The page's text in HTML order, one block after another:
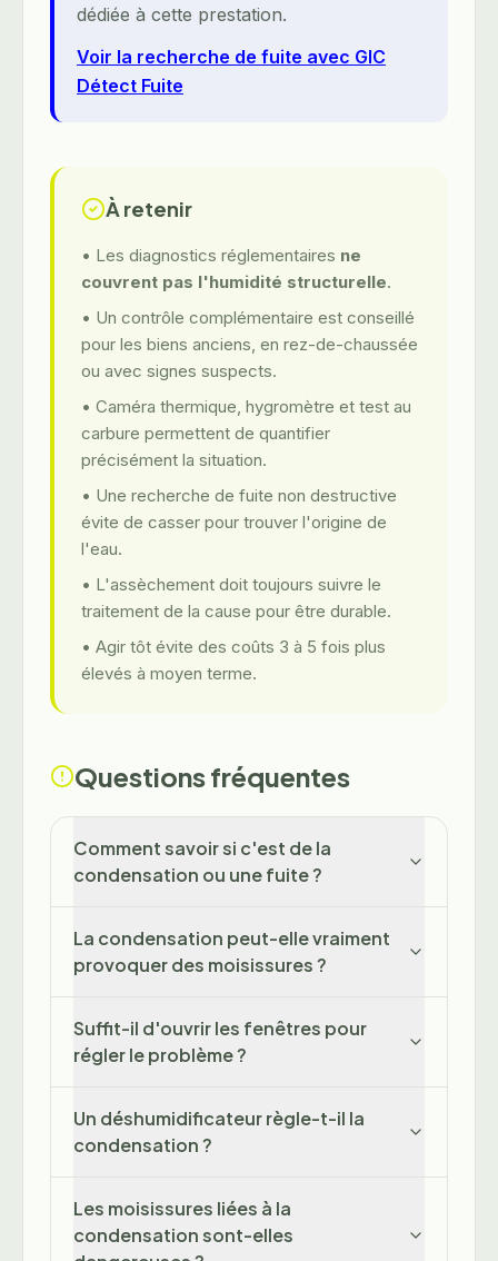
dédiée à cette prestation.
Voir la recherche de fuite avec GIC
Détect Fuite
À retenir
• Les diagnostics réglementaires ne
couvrent pas l'humidité structurelle.
• Un contrôle complémentaire est conseillé
pour les biens anciens, en rez-de-chaussée
ou avec signes suspects.
• Caméra thermique, hygromètre et test au
carbure permettent de quantifier
précisément la situation.
• Une recherche de fuite non destructive
évite de casser pour trouver l'origine de
l'eau.
• L'assèchement doit toujours suivre le
traitement de la cause pour être durable.
• Agir tôt évite des coûts 3 à 5 fois plus
élevés à moyen terme.
Questions fréquentes
Comment savoir si c'est de la
condensation ou une fuite ?
La condensation peut-elle vraiment
provoquer des moisissures ?
Suffit-il d'ouvrir les fenêtres pour
régler le problème ?
Un déshumidificateur règle-t-il la
condensation ?
Les moisissures liées à la
condensation sont-elles